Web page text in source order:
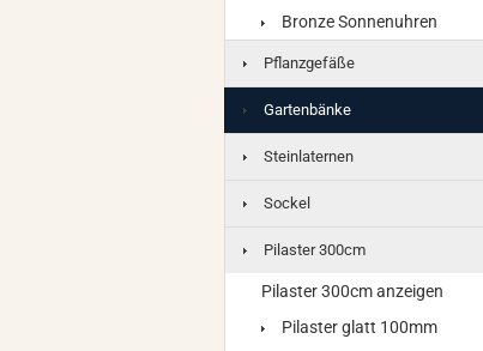
Bronze Sonnenuhren
Pflanzgefäße
Gartenbänke
Steinlaternen
Sockel
Pilaster 300cm
Pilaster 300cm anzeigen
Pilaster glatt 100mm